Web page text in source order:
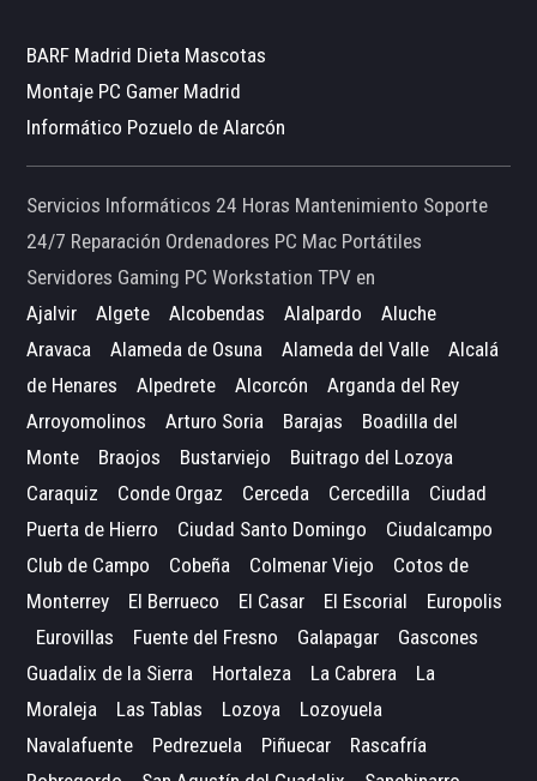
BARF Madrid Dieta Mascotas
Montaje PC Gamer Madrid
Informático Pozuelo de Alarcón
Servicios Informáticos 24 Horas Mantenimiento Soporte
24/7 Reparación Ordenadores PC Mac Portátiles
Servidores Gaming PC Workstation TPV en
Ajalvir
Algete Alcobendas Alalpardo
Aluche
Aravaca
Alameda de Osuna Alameda del Valle
Alcalá
de Henares
Alpedrete Alcorcón
Arganda del Rey
Arroyomolinos
Arturo Soria Barajas
Boadilla del
Monte
Braojos Bustarviejo
Buitrago del Lozoya
Caraquiz
Conde Orgaz Cerceda Cercedilla
Ciudad
Puerta de Hierro
Ciudad Santo Domingo
Ciudalcampo
Club de Campo
Cobeña Colmenar Viejo
Cotos de
Monterrey
El Berrueco El Casar El Escorial
Europolis
Eurovillas
Fuente del Fresno Galapagar
Gascones
Guadalix de la Sierra
Hortaleza La Cabrera
La
Moraleja
Las Tablas Lozoya
Lozoyuela
Navalafuente
Pedrezuela Piñuecar
Rascafría